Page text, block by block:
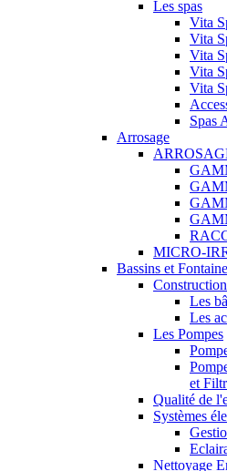
Les spas
Vita
Vita
Vita
Vita
Vita
Spas
Arrosage
MICRO-
Bassins et
Les
Les
Les Pompes
et
Qualité de
Systèmes
Nettoyage